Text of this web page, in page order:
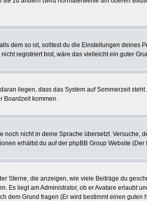
dem so ist, solltest du die Einstellungen deines
registriert bist, wäre das vielleicht ein guter
liegen, dass das System auf Sommerzeit
Boardzeit kommen.
nicht in deine Sprache übersetzt. Versuche,
erhältst du auf der phpBB Group Website
Sterne, die anzeigen, wie viele Beiträge du
liegt am Administrator, ob er Avatare erlaubt
dem Grund fragen (Er wird bestimmt einen guten